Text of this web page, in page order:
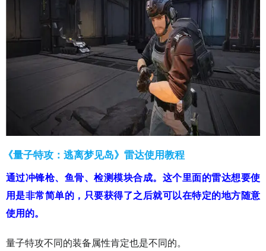
《量子特攻：逃离梦见岛》雷达使用教程
通过冲锋枪、鱼骨、检测模块合成。这个里面的雷达想要使
用是非常简单的，只要获得了之后就可以在特定的地方随意
使用的。
量子特攻不同的装备属性肯定也是不同的。